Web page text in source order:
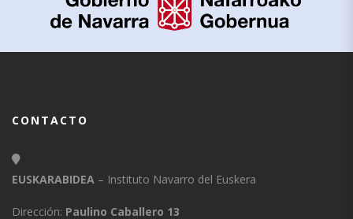
CONTACTO
EUSKARABIDEA – Instituto Navarro del Euskera
Dirección: Paulino Caballero 13